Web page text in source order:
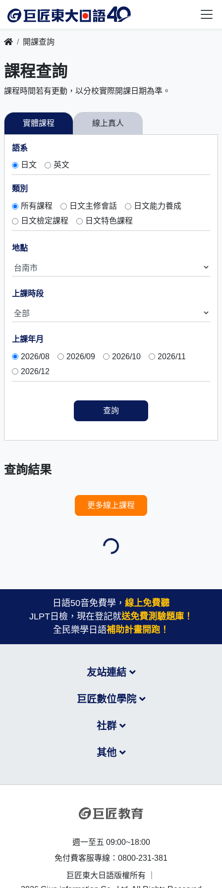
開課查詢
課程查詢
課程時間若有更動，以分校實際開課日期為準。
實體課程 線上真人
語系
日文 英文
類別
所有課程 日文主修會話
日文能力養成
日文檢定課程
日文特色課程
地點
上課時段
上課年月
2026/08 2026/09 2026/10
2026/11
2026/12
查詢
查詢結果
更多線上課程
Loading...
日語50音免費學， 線上免費聽
JLPT日檢，現在登記就送免費測驗題庫！
全民樂學日語補助計畫開跑！
友站連結
巨匠數位學院
社群
其他
週一至五 09:00~18:00
免付費客服專線：0800-231-381
巨匠東大日語版權所有 ｜